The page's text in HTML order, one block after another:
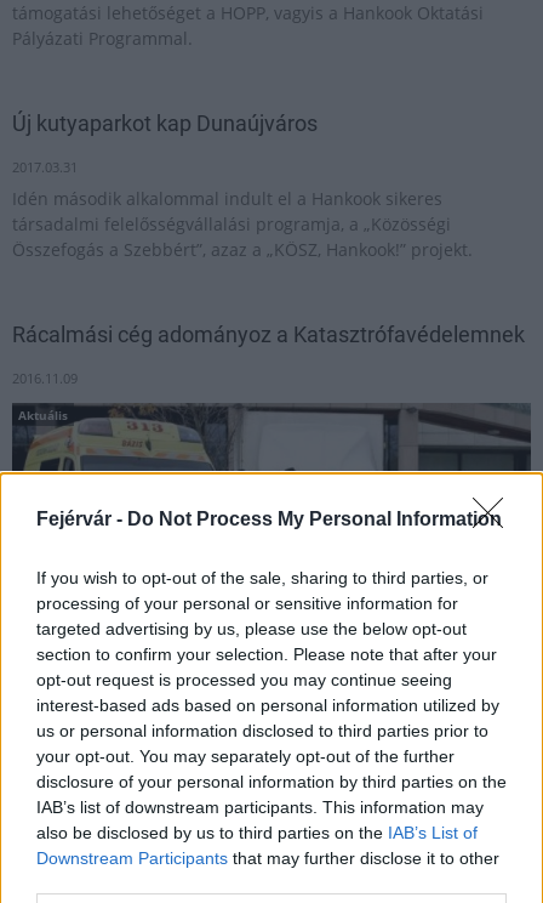
Fejérvár - Do Not Process My Personal Information
If you wish to opt-out of the sale, sharing to third parties, or
processing of your personal or sensitive information for
targeted advertising by us, please use the below opt-out
section to confirm your selection. Please note that after your
opt-out request is processed you may continue seeing
interest-based ads based on personal information utilized by
us or personal information disclosed to third parties prior to
your opt-out. You may separately opt-out of the further
disclosure of your personal information by third parties on the
IAB’s list of downstream participants. This information may
also be disclosed by us to third parties on the IAB’s List of
Downstream Participants that may further disclose it to other
támogatási lehetőséget a HOPP, vagyis a Hankook Oktatási
Pályázati Programmal.
Új kutyaparkot kap Dunaújváros
2017.03.31
Idén második alkalommal indult el a Hankook sikeres
társadalmi felelősségvállalási programja, a „Közösségi
Összefogás a Szebbért”, azaz a „KÖSZ, Hankook!” projekt.
Rácalmási cég adományoz a Katasztrófavédelemnek
2016.11.09
Aktuális
A Hankook Tire Magyarország Kft. már megszokottnak
tekinthető éves abroncsadományozási ünnepségét tartotta
meg. A katasztrófavédelem ötödik alkalommal részesült az
adományból.